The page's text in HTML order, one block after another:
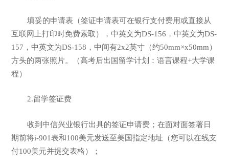
填妥的申请表（签证申请表可在银行支付费用或直接从
互联网上打印时免费索取），中英文为DS-156，中英文为DS-
157，中英文为DS-158，中间有2x2英寸（约50mm×x50mm）
方头的两张照片。（高考后出国留学计划：语言课程+大学课
程）
2.留学签证费
收到中信兴业银行出具的签证申请费；在面对面签署日
期前将i-901表和100美元发送至美国指定地址（您可以在线支
付100美元并提交表格）；